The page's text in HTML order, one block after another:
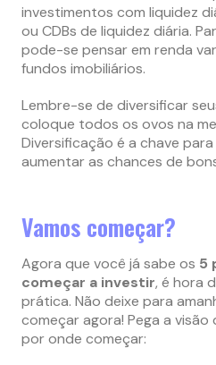
investimentos com liquidez
ou CDBs de liquidez diária.
pode-se pensar em renda
fundos imobiliários.
Lembre-se de diversificar
coloque todos os ovos na
Diversificação é a chave
aumentar as chances de
Vamos começar?
Agora que você já sabe os 5
começar a investir, é hora
prática. Não deixe para
começar agora! Pega a
por onde começar: